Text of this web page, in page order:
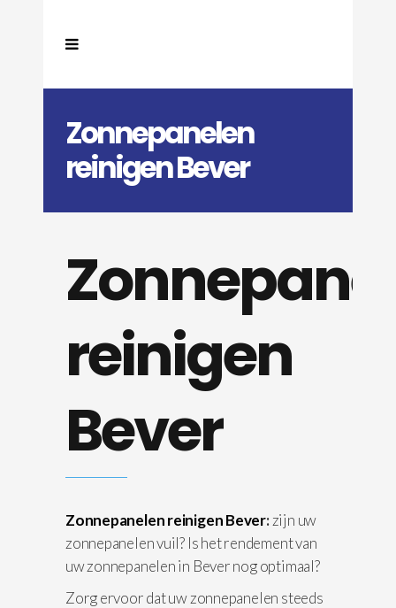
Zonnepanelen
reinigen Bever
reinigen
Bever
Zonnepanelen reinigen Bever:zijn uw
zonnepanelen vuil? Is het rendement van
uw zonnepanelen in Bever nog optimaal?
Zorg ervoor dat uw zonnepanelen steeds